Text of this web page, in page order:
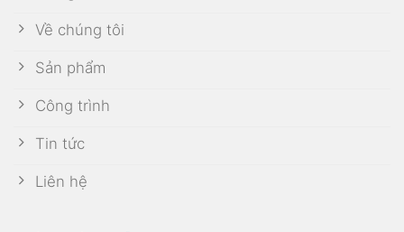
Về chúng tôi
Sản phẩm
Công trình
Tin tức
Liên hệ